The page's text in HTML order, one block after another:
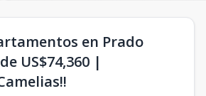
en Prado
US$74,360 |